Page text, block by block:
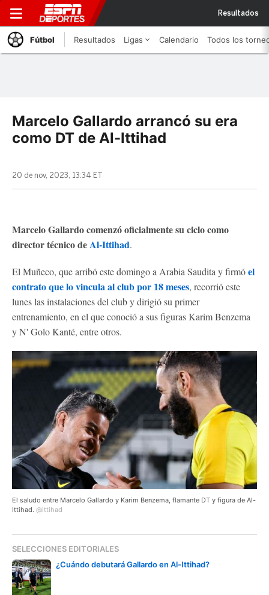
Resultados
Fútbol Resultados Ligas Calendario Todos los
Marcelo Gallardo arrancó su era
como DT de Al-Ittihad
20 de nov, 2023, 13:34 ET
Marcelo Gallardo comenzó oficialmente su ciclo como
director técnico deAl-Ittihad.
El Muñeco, que arribó este domingo a Arabia Saudita y firmóel
contrato que lo vincula al club por 18 meses, recorrió este
lunes las instalaciones del club y dirigió su primer
entrenamiento, en el que conoció a sus figuras Karim Benzema
y N' Golo Kanté, entre otros.
El saludo entre Marcelo Gallardo y Karim Benzema, flamante DT y figura de Al-
Ittihad. @ittihad
SELECCIONES EDITORIALES
¿Cuándo debutará Gallardo en Al-Ittihad?